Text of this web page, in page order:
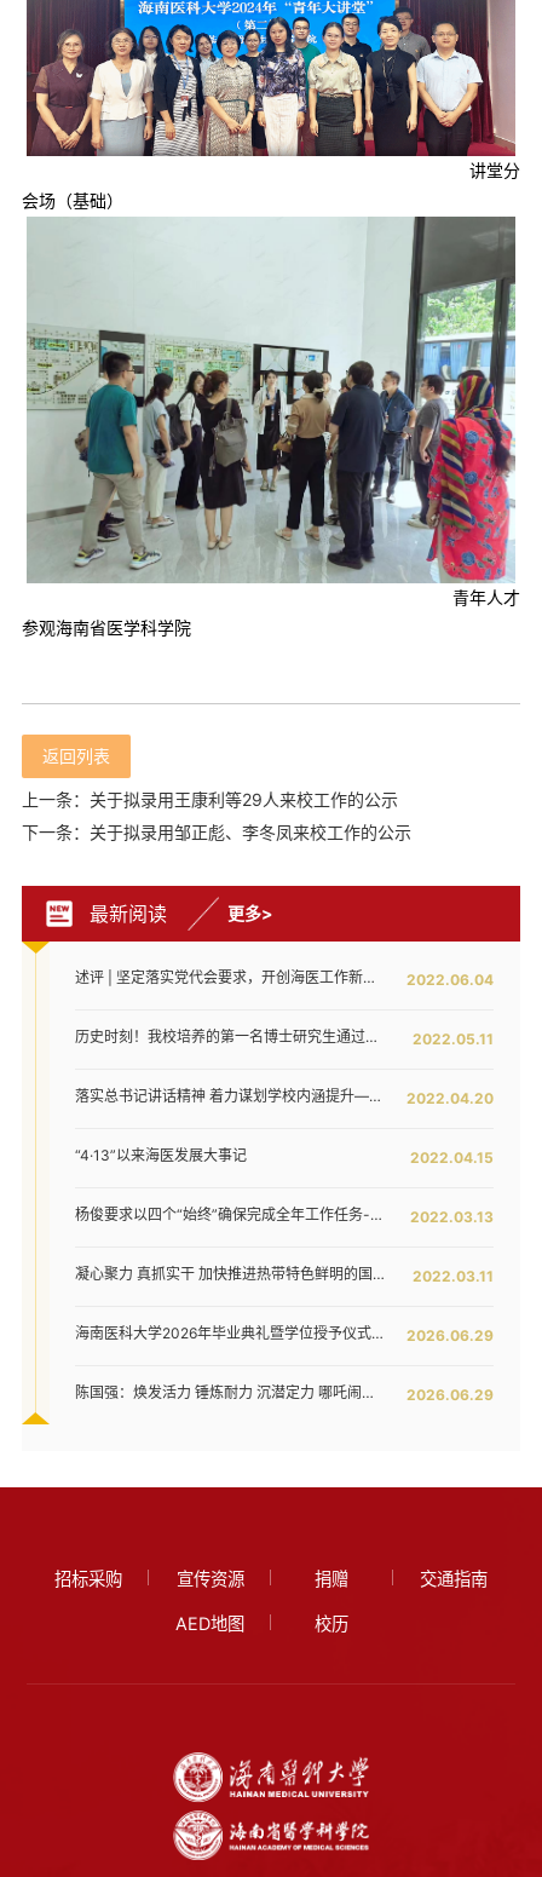
讲堂分
会场（基础）
青年人才
参观海南省医学科学院
返回列表
上一条：关于拟录用王康利等29人来校工作的公示
下一条：关于拟录用邹正彪、李冬凤来校工作的公示
最新阅读 更多>
2022.06.04
述评 | 坚定落实党代会要求，开创海医工作新局面——写在全面落实省第八次党代会对海医发展提出新要求之时
2022.05.11
历史时刻！我校培养的第一名博士研究生通过答辩！
2022.04.20
落实总书记讲话精神 着力谋划学校内涵提升——我校召开发展战略咨询委员会第二次工作会议
2022.04.15
“4·13”以来海医发展大事记
2022.03.13
杨俊要求以四个“始终”确保完成全年工作任务--我校六届五次教代会暨七届二次工代会胜利闭幕
2022.03.11
凝心聚力 真抓实干 加快推进热带特色鲜明的国际化高水平医科大学建设步伐 ——我校六届五次教代会暨七届二次工代会隆重开幕
2026.06.29
海南医科大学2026年毕业典礼暨学位授予仪式举行
2026.06.29
陈国强：焕发活力 锤炼耐力 沉潜定力 哪吒闹海拓新程——在海南医科大学2026年毕业典礼上的讲话
招标采购 宣传资源 捐赠 交通指南
AED地图 校历